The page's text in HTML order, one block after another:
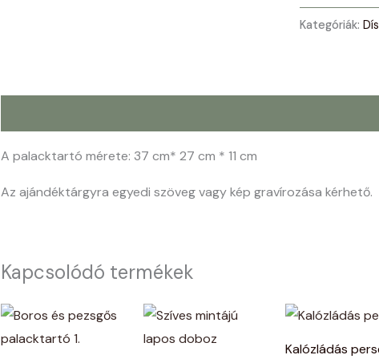
Kategóriák:
A palacktartó mérete: 37 cm* 27 cm * 11 cm
Az ajándéktárgyra egyedi szöveg vagy kép gravírozása kérhető.
Kapcsolódó termékek
Kalózládás